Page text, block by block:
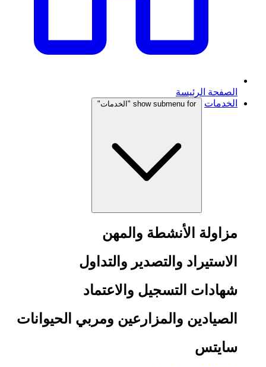
الصفحة الرئيسة
الخدمات
show submenu for "الخدمات"
مزاولة الأنشطة والمهن
الاستيراد والتصدير والتداول
شهادات التسجيل والاعتماد
الصيادين والمزارعين ومربي الحيوانات
سايتس